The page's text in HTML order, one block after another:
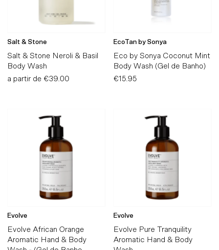
Salt & Stone
Salt & Stone Neroli & Basil
Body Wash
Preço
a partir de €39.00
EcoTan by Sonya
Eco by Sonya Coconut Mint
Body Wash (Gel de Banho)
Preço
€15.95
Evolve
Evolve African Orange
Aromatic Hand & Body
Evolve
Evolve Pure Tranquility
Aromatic Hand & Body